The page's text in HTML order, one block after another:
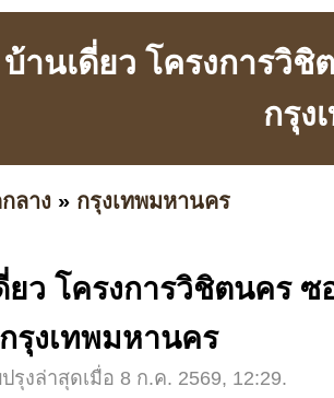
านเดี่ยว โครงการวิ
กรุง
ลาง » กรุงเทพมหานคร
ยว โครงการวิชิตนคร
รุงเทพมหานคร
รุงล่าสุดเมื่อ 8 ก.ค. 2569, 12:29.